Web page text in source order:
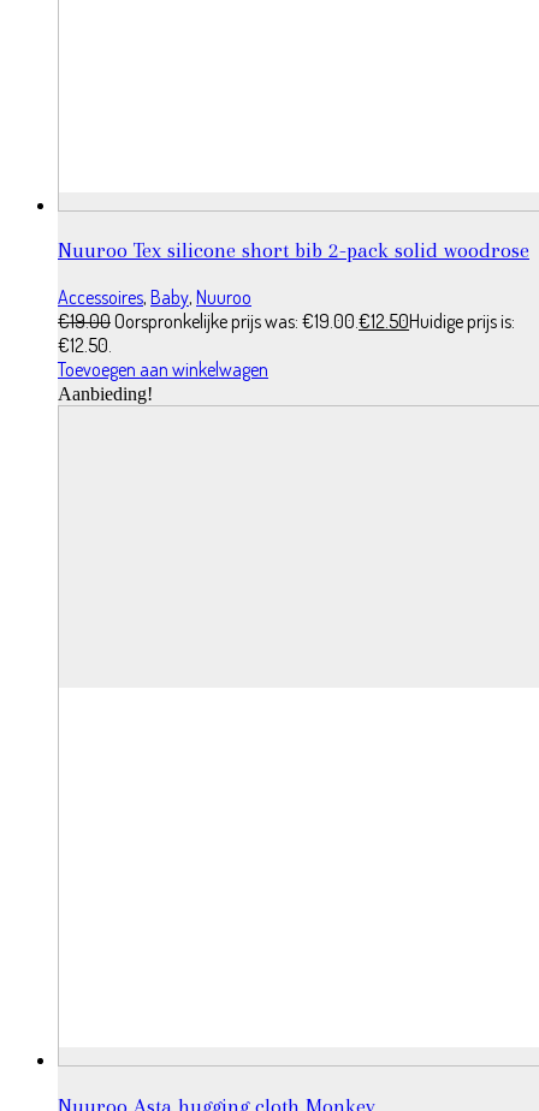
Nuuroo Tex silicone short bib 2-pack solid woodrose
Accessoires, Baby, Nuuroo
€19.00Oorspronkelijke prijs was: €19.00.€12.50Huidige prijs is:
€12.50.
Toevoegen aan winkelwagen
Aanbieding!
Nuuroo Asta hugging cloth Monkey